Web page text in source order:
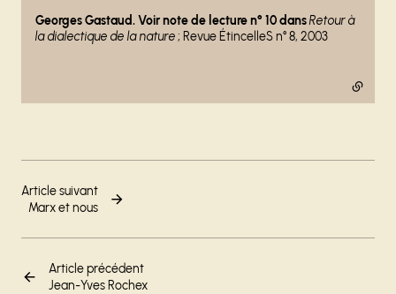
- lien externe
Georges Gastaud. Voir note de lecture n° 10 dansRetour à
la dialectique de la nature; Revue ÉtincelleS n° 8, 2003
Article précédent
Jean-Yves Rochex
Article suivant
Marx et nous